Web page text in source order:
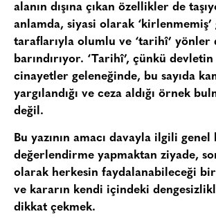
alanın dışına çıkan özellikler de
anlamda, siyasi olarak ‘kirlenmemiş’
taraflarıyla olumlu ve ‘tarihî’ yönler
barındırıyor. ‘Tarihî’, çünkü devletin
cinayetler geleneğinde, bu sayıda
yargılandığı ve ceza aldığı örnek
değil.
Bu yazının amacı davayla ilgili genel
değerlendirme yapmaktan ziyade,
olarak herkesin faydalanabileceği
ve kararın kendi içindeki
dikkat çekmek.